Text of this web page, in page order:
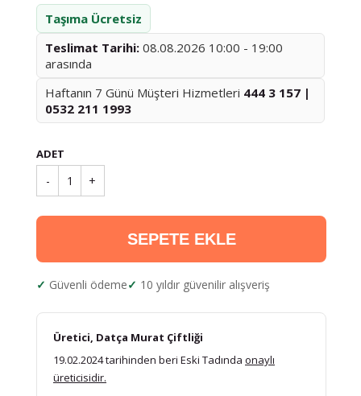
Taşıma Ücretsiz
Teslimat Tarihi: 08.08.2026 10:00 - 19:00
arasında
Haftanın 7 Günü Müşteri Hizmetleri 444 3 157 |
0532 211 1993
ADET
- 1 +
SEPETE EKLE
Güvenli ödeme 10 yıldır güvenilir alışveriş
Üretici, Datça Murat Çiftliği
19.02.2024 tarihinden beri Eski Tadında onaylı
üreticisidir.